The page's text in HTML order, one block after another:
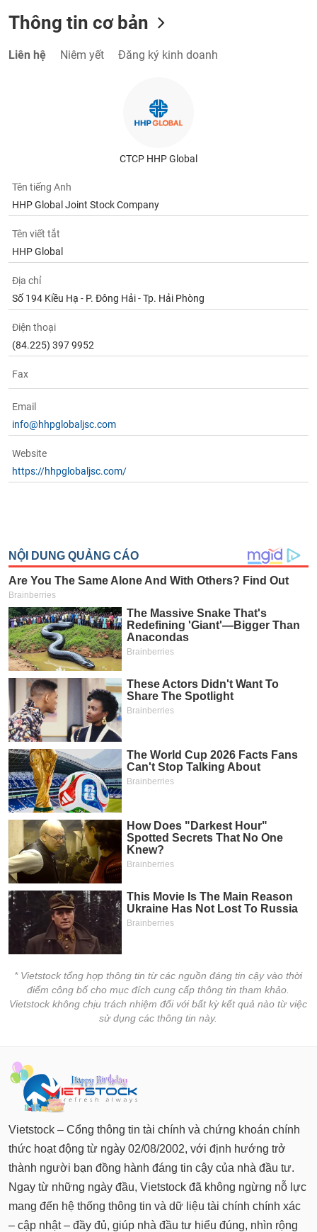
Thông tin cơ bản
Liên hệ Niêm yết Đăng ký kinh doanh
CTCP HHP Global
Tên tiếng Anh
HHP Global Joint Stock Company
Tên viết tắt
HHP Global
Địa chỉ
Số 194 Kiều Hạ - P. Đông Hải - Tp. Hải Phòng
Điện thoại
(84.225) 397 9952
Fax
Email
info@hhpglobaljsc.com
Website
https://hhpglobaljsc.com/
* Vietstock tổng hợp thông tin từ các nguồn đáng tin cậy vào thời
điểm công bố cho mục đích cung cấp thông tin tham khảo.
Vietstock không chịu trách nhiệm đối với bất kỳ kết quả nào từ việc
sử dụng các thông tin này.
Vietstock – Cổng thông tin tài chính và chứng khoán chính
thức hoạt động từ ngày 02/08/2002, với định hướng trở
thành người bạn đồng hành đáng tin cậy của nhà đầu tư.
Ngay từ những ngày đầu, Vietstock đã không ngừng nỗ lực
mang đến hệ thống thông tin và dữ liệu tài chính chính xác
– cập nhật – đầy đủ, giúp nhà đầu tư hiểu đúng, nhìn rộng